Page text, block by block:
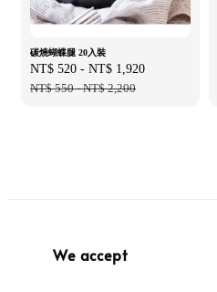
碳燒蝴蝶腿 20入裝
Sale
price
NT$ 520 - NT$ 1,920
NT$ 550-NT$ 2,200
We accept